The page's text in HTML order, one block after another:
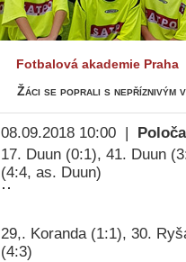
Fotbalová akademie Praha
Žáci se poprali s nepříznivým
08.09.2018 10:00 |
17. Duun (0:1), 41. Duun
(4:4, as. Duun)
29,. Koranda (1:1), 30.
(4:3)